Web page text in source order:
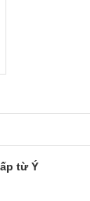
từ Ý